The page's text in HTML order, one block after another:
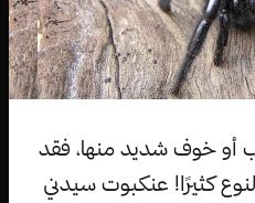
أو خوف شديد منها، فقد
كثيرًا! عنكبوت سيدني